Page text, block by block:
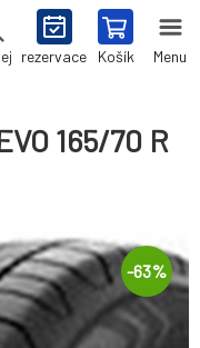
rezervace Košík Menu
165/70 R
-63%